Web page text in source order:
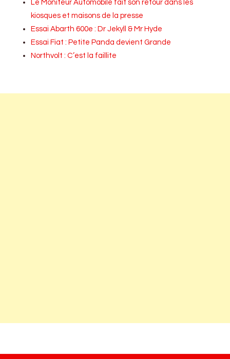
Le Moniteur Automobile fait son retour dans les
kiosques et maisons de la presse
Essai Abarth 600e : Dr Jekyll & Mr Hyde
Essai Fiat : Petite Panda devient Grande
Northvolt : C’est la faillite